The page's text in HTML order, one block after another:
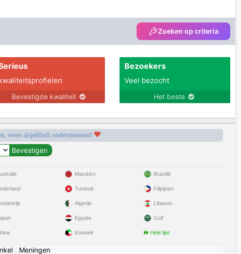
Zoeken op criteria
Bevestigde kwaliteit
Bezoekers
Veel bezocht
Het beste
wees alsjeblieft ondersteunend
Marokko
Tunesië
Algerije
Egypte
Koeweit
Brazilië
Filipijnen
Libanon
Golf
Hele lijst
| Meningen